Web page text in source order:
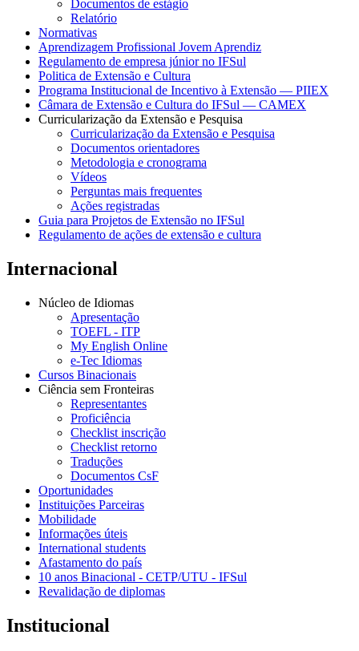
Documentos de estágio
Relatório
Normativas
Aprendizagem Profissional Jovem Aprendiz
Regulamento de empresa júnior no IFSul
Politica de Extensão e Cultura
Programa Institucional de Incentivo à Extensão — PIIEX
Câmara de Extensão e Cultura do IFSul — CAMEX
Curricularização da Extensão e Pesquisa
Curricularização da Extensão e Pesquisa
Documentos orientadores
Metodologia e cronograma
Vídeos
Perguntas mais frequentes
Ações registradas
Guia para Projetos de Extensão no IFSul
Regulamento de ações de extensão e cultura
Internacional
Núcleo de Idiomas
Apresentação
TOEFL - ITP
My English Online
e-Tec Idiomas
Cursos Binacionais
Ciência sem Fronteiras
Representantes
Proficiência
Checklist inscrição
Checklist retorno
Traduções
Documentos CsF
Oportunidades
Instituições Parceiras
Mobilidade
Informações úteis
International students
Afastamento do país
10 anos Binacional - CETP/UTU - IFSul
Revalidação de diplomas
Institucional